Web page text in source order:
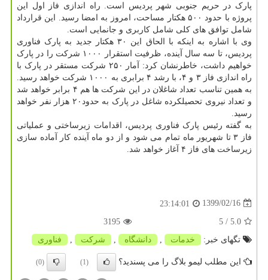
پارک در حریم جنوبی شهر پردیس است. راه اندازی فاز اول این
پروژه با حدود ۵۰۰ هکتار مساحت، امروز به امضا رسید. این قرارداد
شامل توافق های کلی شامل کاربری و جانمایی است.
وی با اشاره به اینکه با الحاق این ۳۰ هکتار جدید به پارک فناوری
پردیس، تا سه سال آینده، ظرفیت استقرار ۱۰۰۰ شرکت را در پارک
خواهیم داشت، خاطرنشان کرد: آمار ۲۵۰ شرکت مستقر در پارک با
راه اندازی فاز ۳ و ۴، با رشد ۴ برابری به ۱۰۰۰ شرکت خواهد رسید.
به همین تناسب تعداد شاغلان در این شرکت ها هم ۴ برابر خواهد شد
و تعداد نیروی تحصیلکرده شاغل در پارک به حدود۲۰ هزار نفر خواهد
رسید.
به گفته رئیس پارک فناوری پردیس، اقدامات زیرساختی و عملیاتی
فاز ۳ تا شهریور ماه تمام می شود و از دو ماه آینده کار آماده سازی
زیرساخت های فاز ۴ آغاز خواهد شد.
1399/02/16
23:14:01
5.0
/ 5
3195
تگهای خبر:
خدمات دانشگاه شركت فناوری
این مطلب لیمو بلاگ را می پسندید؟ (1)
(0)